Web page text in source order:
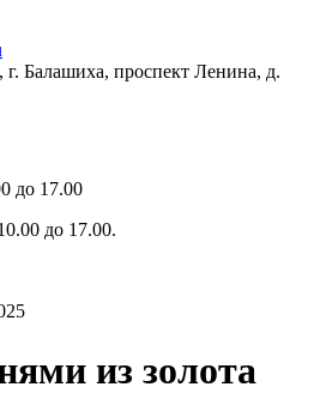
г. Балашиха, проспект Ленина, д.
до 17.00
до 17.00.
из золота